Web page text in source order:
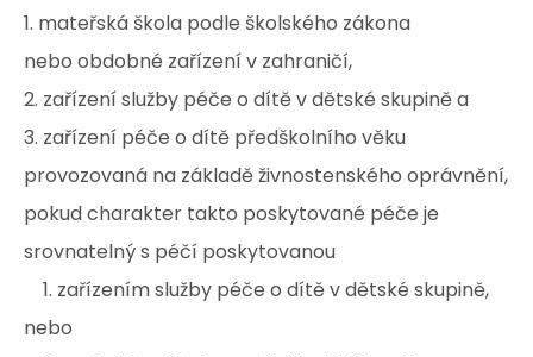
1. mateřská škola podle školského zákona
nebo obdobné zařízení v zahraničí,
2. zařízení služby péče o dítě v dětské skupině a
3. zařízení péče o dítě předškolního věku
provozovaná na základě živnostenského oprávnění,
pokud charakter takto poskytované péče je
srovnatelný s péčí poskytovanou
1. zařízením služby péče o dítě v dětské skupině,
nebo